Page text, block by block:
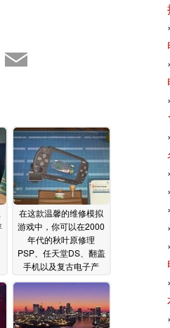
在这款温馨的维修模拟
游戏中，你可以在2000
年代的秋叶原修理
PSP、任天堂DS、翻盖
手机以及复古电子产
06/20/2026